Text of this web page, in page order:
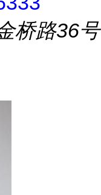
桥路36号